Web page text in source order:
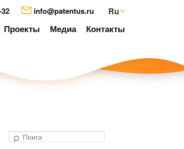
info@patentus.ru Ru
Проекты Медиа Контакты